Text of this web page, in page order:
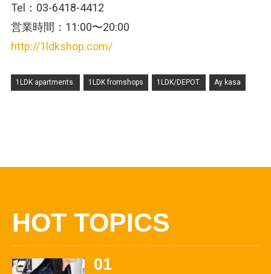
Tel：03-6418-4412
営業時間：11:00〜20:00
http://1ldkshop.com/
1LDK apartments. 1LDK fromshops 1LDK/DEPOT. Ay kasa
HOT TOPICS